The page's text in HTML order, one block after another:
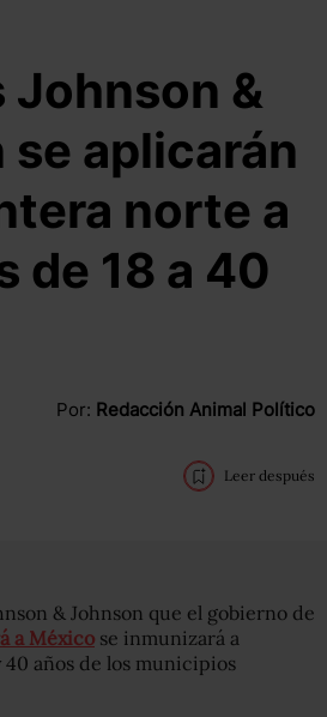
Johnson &
aplicarán
norte a
de 18 a 40
Por: Redacción Animal Político
Leer después
& Johnson que el gobierno de
a México se inmunizará a
40 años de los municipios